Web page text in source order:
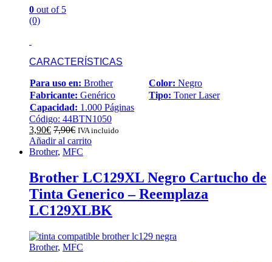
0 out of 5
(0)
CARACTERÍSTICAS
Para uso en: Brother Color: Negro
Fabricante: Genérico Tipo: Toner Laser
Capacidad: 1.000 Páginas
Código: 44BTN1050
3,90€ 7,90€ IVA incluido
Añadir al carrito
Brother, MFC
Brother LC129XL Negro Cartucho de
Tinta Generico – Reemplaza
LC129XLBK
Brother, MFC